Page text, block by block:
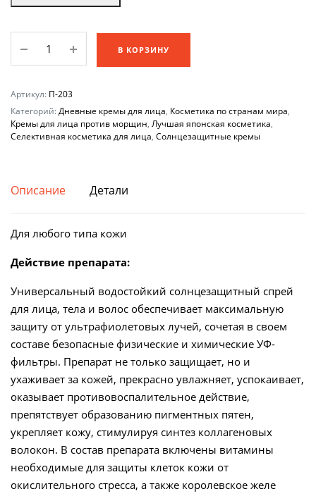
спрей
50
BIO
PLANT
UV
Amenity,
В КОРЗИНУ
Артикул: П-203
Категорий:Дневные кремы для лица, Косметика по странам мира,
Кремы для лица против морщин, Лучшая японская косметика,
Селективная косметика для лица, Солнцезащитные кремы
Описание Детали
Для любого типа кожи
Действие препарата:
Универсальный водостойкий солнцезащитный спрей
для лица, тела и волос обеспечивает максимальную
защиту от ультрафиолетовых лучей, сочетая в своем
составе безопасные физические и химические УФ-
фильтры. Препарат не только защищает, но и
ухаживает за кожей, прекрасно увлажняет, успокаивает,
оказывает противовоспалительное действие,
препятствует образованию пигментных пятен,
укрепляет кожу, стимулируя синтез коллагеновых
волокон. В состав препарата включены витамины
необходимые для защиты клеток кожи от
окислительного стресса, а также королевское желе